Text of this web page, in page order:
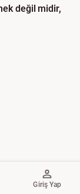
değil midir,
Giriş Yap